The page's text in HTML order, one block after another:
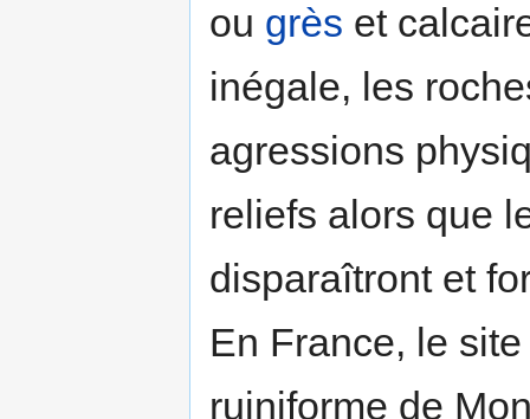
ou grès et
inégale, les
agressions
reliefs alors que
disparaîtront et
En France, le
ruiniforme de